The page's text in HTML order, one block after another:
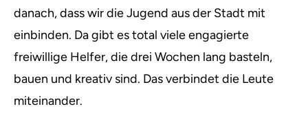
danach, dass wir die Jugend aus der Stadt mit
einbinden. Da gibt es total viele engagierte
freiwillige Helfer, die drei Wochen lang basteln,
bauen und kreativ sind. Das verbindet die Leute
miteinander.